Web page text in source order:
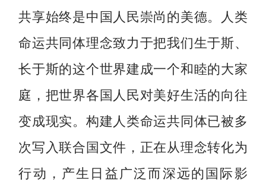
共享始终是中国人民崇尚的美德。人类
命运共同体理念致力于把我们生于斯、
长于斯的这个世界建成一个和睦的大家
庭，把世界各国人民对美好生活的向往
变成现实。构建人类命运共同体已被多
次写入联合国文件，正在从理念转化为
行动，产生日益广泛而深远的国际影